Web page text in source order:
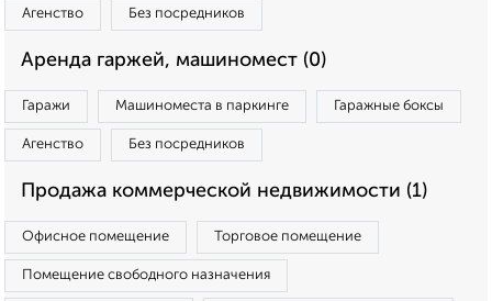
Агенство Без посредников
Аренда гаржей, машиномест (0)
Гаражи Машиноместа в паркинге Гаражные боксы
Агенство Без посредников
Продажа коммерческой недвижимости (1)
Офисное помещение Торговое помещение
Помещение свободного назначения